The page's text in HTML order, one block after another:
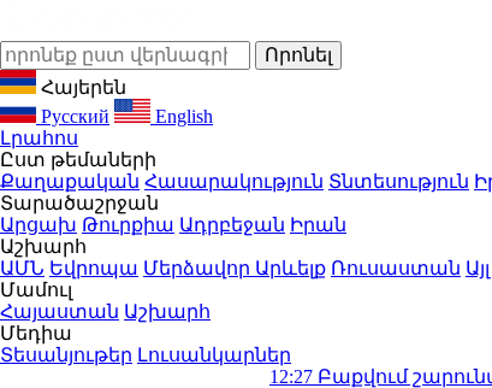
Հայերեն
Русский
English
Լրահոս
Ըստ թեմաների
Քաղաքական Հասարակություն Տնտեսություն
Տարածաշրջան
Արցախ Թուրքիա Ադրբեջան Իրան
Աշխարհ
ԱՄՆ Եվրոպա Մերձավոր Արևելք Ռուսաստան Այլ
Մամուլ
Հայաստան Աշխարհ
Մեդիա
Տեսանյութեր Լուսանկարներ
Բաքվում շարունակում է 15